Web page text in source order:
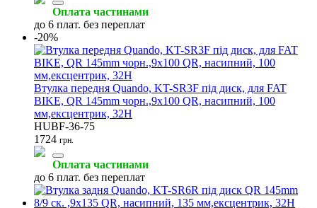
Оплата частинами
до 6 плат. без переплат
-20%
Втулка передня Quando, KT-SR3F під диск, для FAT
BIKE, QR 145mm чорн.,9x100 QR, насипний, 100
мм,ексцентрик, 32H
HUBF-36-75
1724 грн.
Оплата частинами
до 6 плат. без переплат